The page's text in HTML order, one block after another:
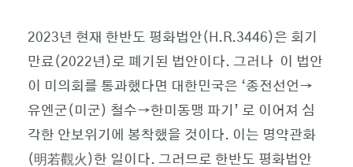
2023년 현재 한반도 평화법안(H.R.3446)은 회기
만료(2022년)로 폐기된 법안이다. 그러나 이 법안
이 미의회를 통과했다면 대한민국은 ‘종전선언→
유엔군(미군) 철수→한미동맹 파기’ 로 이어져 심
각한 안보위기에 봉착했을 것이다. 이는 명약관화
(明若觀火)한 일이다. 그러므로 한반도 평화법안